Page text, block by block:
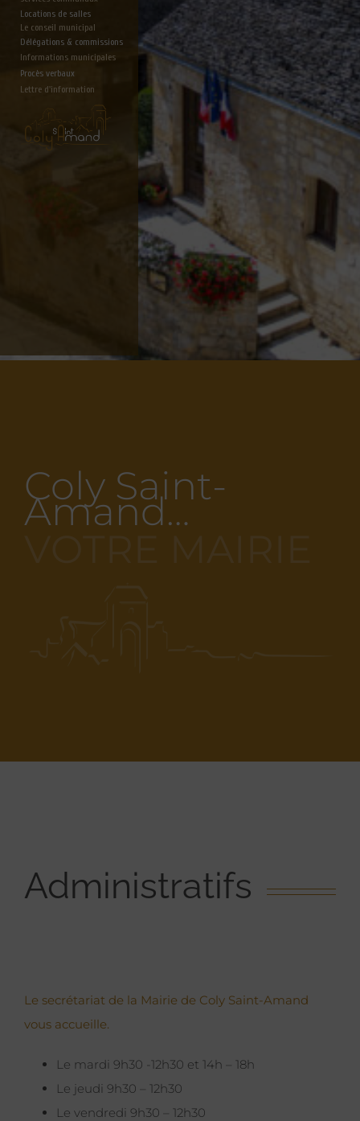
Locations de salles
Le conseil municipal
Délégations & commissions
Informations municipales
Lettre d'information
Procès verbaux
Coly Saint-
Amand…
Administratifs
Le secrétariat de la Mairie de Coly Saint-Amand
vous accueille.
Le mardi 9h30 -12h30 et 14h – 18h
Le jeudi 9h30 – 12h30
Le vendredi 9h30 – 12h30